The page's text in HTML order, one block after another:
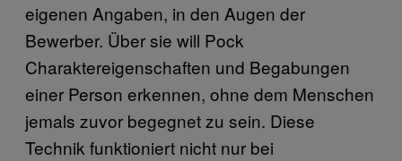
eigenen Angaben, in den Augen der
Bewerber. Über sie will Pock
Charaktereigenschaften und Begabungen
einer Person erkennen, ohne dem Menschen
jemals zuvor begegnet zu sein. Diese
Technik funktioniert nicht nur bei